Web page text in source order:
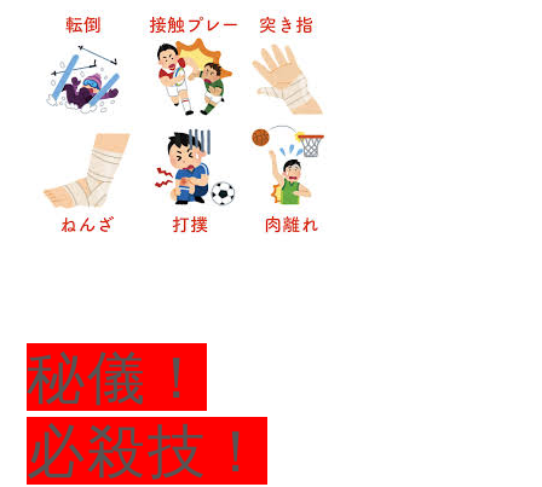
秘儀！
必殺技！